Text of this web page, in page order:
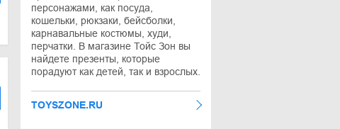
персонажами, как посуда,
кошельки, рюкзаки, бейсболки,
карнавальные костюмы, худи,
перчатки. В магазине Тойс Зон вы
найдете презенты, которые
порадуют как детей, так и взрослых.
TOYSZONE.RU